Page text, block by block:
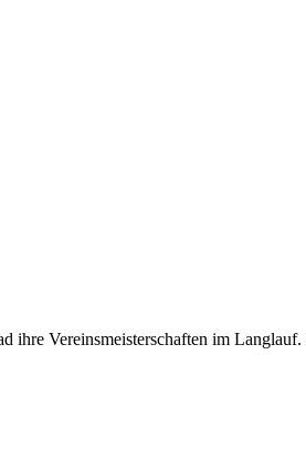
ihre Vereinsmeisterschaften im